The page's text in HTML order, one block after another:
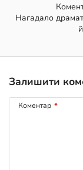
Нагадало
Залишити
Коментар *